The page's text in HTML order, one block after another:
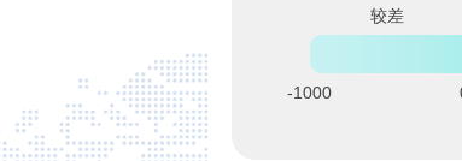
较差
-1000